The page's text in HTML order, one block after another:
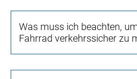
Was muss ich beachten,
Fahrrad verkehrssicher zu